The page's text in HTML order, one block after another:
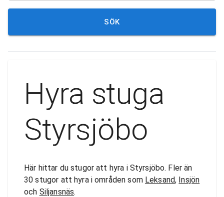
SÖK
Hyra stuga
Styrsjöbo
Här hittar du stugor att hyra i Styrsjöbo. Fler än
30 stugor att hyra i områden som Leksand, Insjön
och Siljansnäs.